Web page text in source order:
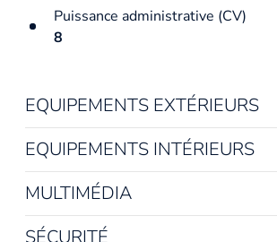
Puissance administrative (CV)
8
EQUIPEMENTS EXTÉRIEURS
EQUIPEMENTS INTÉRIEURS
MULTIMÉDIA
SÉCURITÉ